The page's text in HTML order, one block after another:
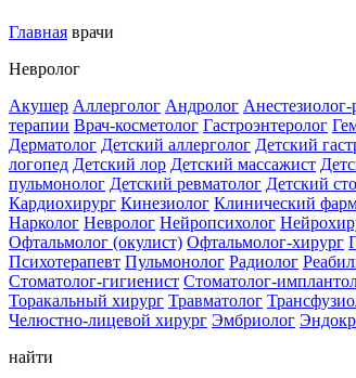
Главная врачи
Невролог
Акушер Аллерголог Андролог
терапии Врач-косметолог Гастроэнтеролог
Дерматолог Детский аллерголог Детский
логопед Детский лор Детский массажист
пульмонолог Детский ревматолог Детский
Кардиохирург Кинезиолог Клинический
Нарколог Невролог Нейропсихолог
Офтальмолог (окулист) Офтальмолог-хирург
Психотерапевт Пульмонолог Радиолог
Стоматолог-гигиенист Стоматолог-
Торакальный хирург Травматолог
Челюстно-лицевой хирург Эмбриолог
найти